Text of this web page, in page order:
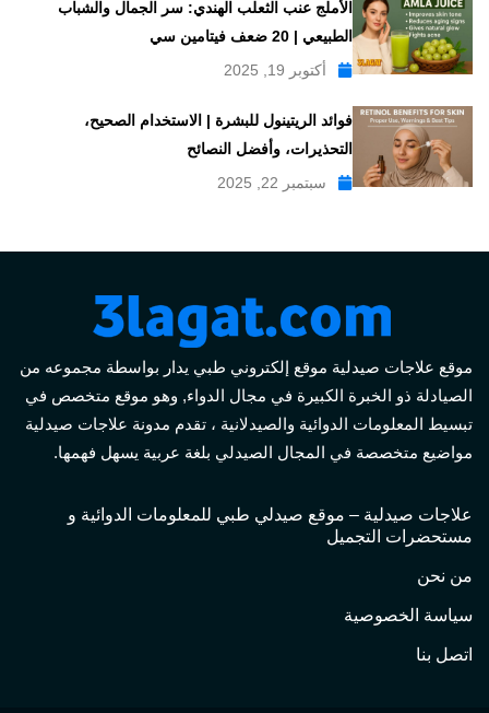
الأملج عنب الثعلب الهندي: سر الجمال والشباب
الطبيعي | 20 ضعف فيتامين سي
أكتوبر 19, 2025
فوائد الريتينول للبشرة | الاستخدام الصحيح،
التحذيرات، وأفضل النصائح
سبتمبر 22, 2025
موقع علاجات صيدلية موقع إلكتروني طبي يدار بواسطة مجموعه من
الصيادلة ذو الخبرة الكبيرة في مجال الدواء, وهو موقع متخصص في
تبسيط المعلومات الدوائية والصيدلانية ، تقدم مدونة علاجات صيدلية
مواضيع متخصصة في المجال الصيدلي بلغة عربية يسهل فهمها.
علاجات صيدلية – موقع صيدلي طبي للمعلومات الدوائية و
مستحضرات التجميل
من نحن
سياسة الخصوصية
اتصل بنا